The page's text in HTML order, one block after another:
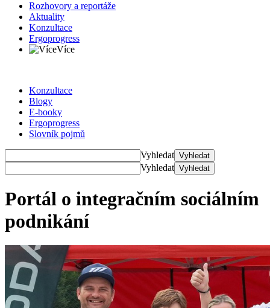
Rozhovory a reportáže
Aktuality
Konzultace
Ergoprogress
Více
Konzultace
Blogy
E-booky
Ergoprogress
Slovník pojmů
Vyhledat Vyhledat
Vyhledat Vyhledat
Portál o integračním sociálním
podnikání